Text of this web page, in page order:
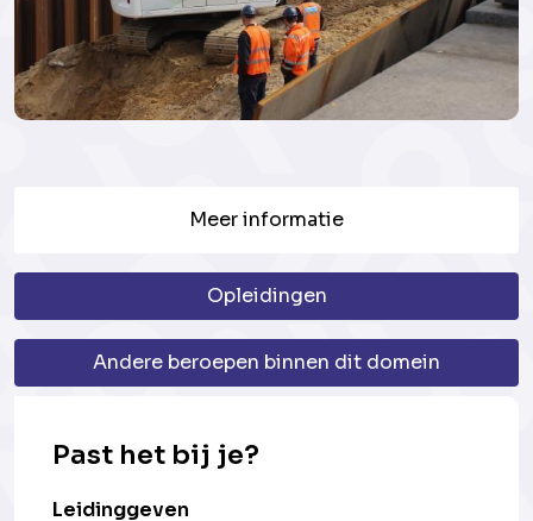
Meer informatie
Opleidingen
Andere beroepen binnen dit domein
Past het bij je?
Leidinggeven